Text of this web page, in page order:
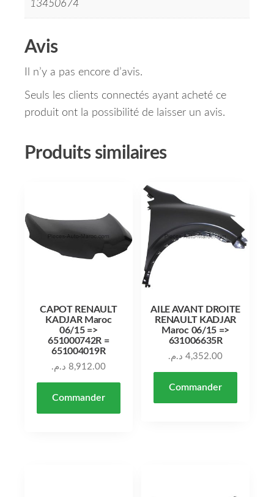
13450674
Avis
Il n’y a pas encore d’avis.
Seuls les clients connectés ayant acheté ce
produit ont la possibilité de laisser un avis.
Produits similaires
CAPOT RENAULT
KADJAR Maroc
06/15 =>
651000742R =
651004019R
8,912.00 د.م.
Commander
AILE AVANT DROITE
RENAULT KADJAR
Maroc 06/15 =>
631006635R
4,352.00 د.م.
Commander